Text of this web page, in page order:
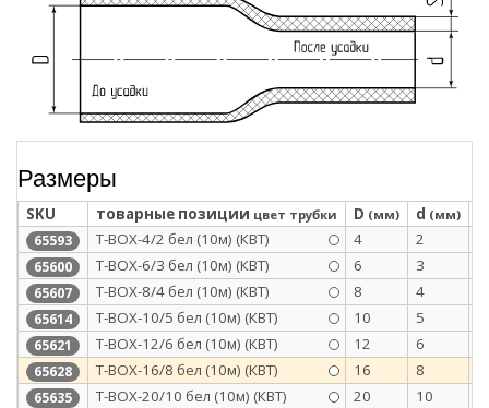
Размеры
SKU товарные позиции цвет трубки D (мм) d (мм)
65593 Т-BOX-4/2 бел (10м) (КВТ) 4 2
65600 Т-BOX-6/3 бел (10м) (КВТ) 6 3
65607 Т-BOX-8/4 бел (10м) (КВТ) 8 4
65614 Т-BOX-10/5 бел (10м) (КВТ) 10 5
65621 Т-BOX-12/6 бел (10м) (КВТ) 12 6
65628 Т-BOX-16/8 бел (10м) (КВТ) 16 8
65635 Т-BOX-20/10 бел (10м) (КВТ) 20 10